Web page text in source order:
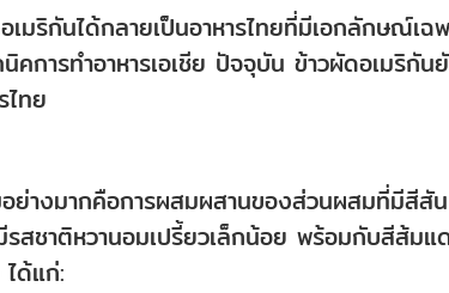
มริกันได้กลายเป็นอาหารไทยที่มีเอกลักษณ์เฉพ
การทำอาหารเอเชีย ปัจจุบัน ข้าวผัดอเมริกัน
ไทย
ย่างมากคือการผสมผสานของส่วนผสมที่มีสีสัน
รสชาติหวานอมเปรี้ยวเล็กน้อย พร้อมกับสีส้มแ
ด้แก่: